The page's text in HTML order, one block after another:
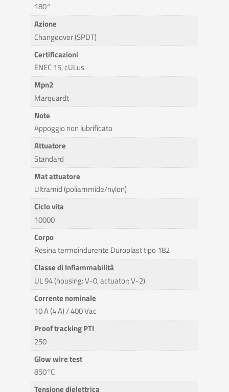
180°
Azione
Changeover (SPDT)
Certificazioni
ENEC 15, cULus
Mpn2
Marquardt
Note
Appoggio non lubrificato
Attuatore
Standard
Mat attuatore
Ultramid (poliammide/nylon)
Ciclo vita
10000
Corpo
Resina termoindurente Duroplast tipo 182
Classe di Infiammabilità
UL 94 (housing: V-0, actuator: V-2)
Corrente nominale
10 A (4 A) / 400 Vac
Proof tracking PTI
250
Glow wire test
850°C
Tensione dielettrica